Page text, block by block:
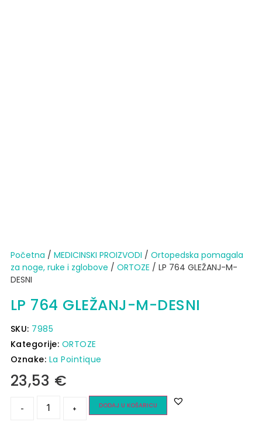
Početna / MEDICINSKI PROIZVODI / Ortopedska pomagala
za noge, ruke i zglobove / ORTOZE / LP 764 GLEŽANJ-M-
DESNI
LP 764 GLEŽANJ-M-DESNI
SKU: 7985
Kategorije: ORTOZE
Oznake: La Pointique
23,53 €
- + DODAJ U KOŠARICU